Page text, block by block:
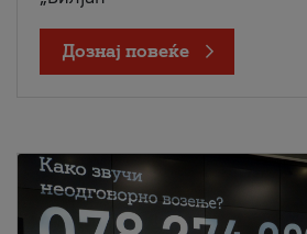
Дознај повеќе